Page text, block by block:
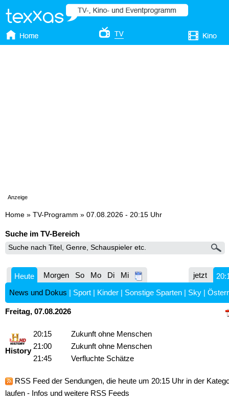
Anzeige
Home » TV-Programm » 07.08.2026 - 20:15 Uhr
Suche im TV-Bereich
Heute Morgen So Mo Di Mi jetzt
News und Dokus | Sport | Kinder | Sonstige Sparten | Sky |
Freitag, 07.08.2026
History
20:15
Zukunft ohne Menschen
21:00
Zukunft ohne Menschen
21:45
Verfluchte Schätze
RSS Feed der Sendungen, die heute um 20:15 Uhr in der
laufen - Infos und weitere RSS Feeds